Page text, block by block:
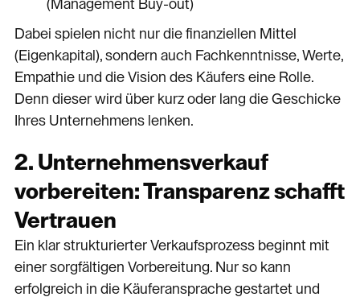
(Management Buy-out)
Dabei spielen nicht nur die finanziellen Mittel
(Eigenkapital), sondern auch Fachkenntnisse, Werte,
Empathie und die Vision des Käufers eine Rolle.
Denn dieser wird über kurz oder lang die Geschicke
Ihres Unternehmens lenken.
2. Unternehmensverkauf
vorbereiten: Transparenz schafft
Vertrauen
Ein klar strukturierter Verkaufsprozess beginnt mit
einer sorgfältigen Vorbereitung. Nur so kann
erfolgreich in die Käuferansprache gestartet und